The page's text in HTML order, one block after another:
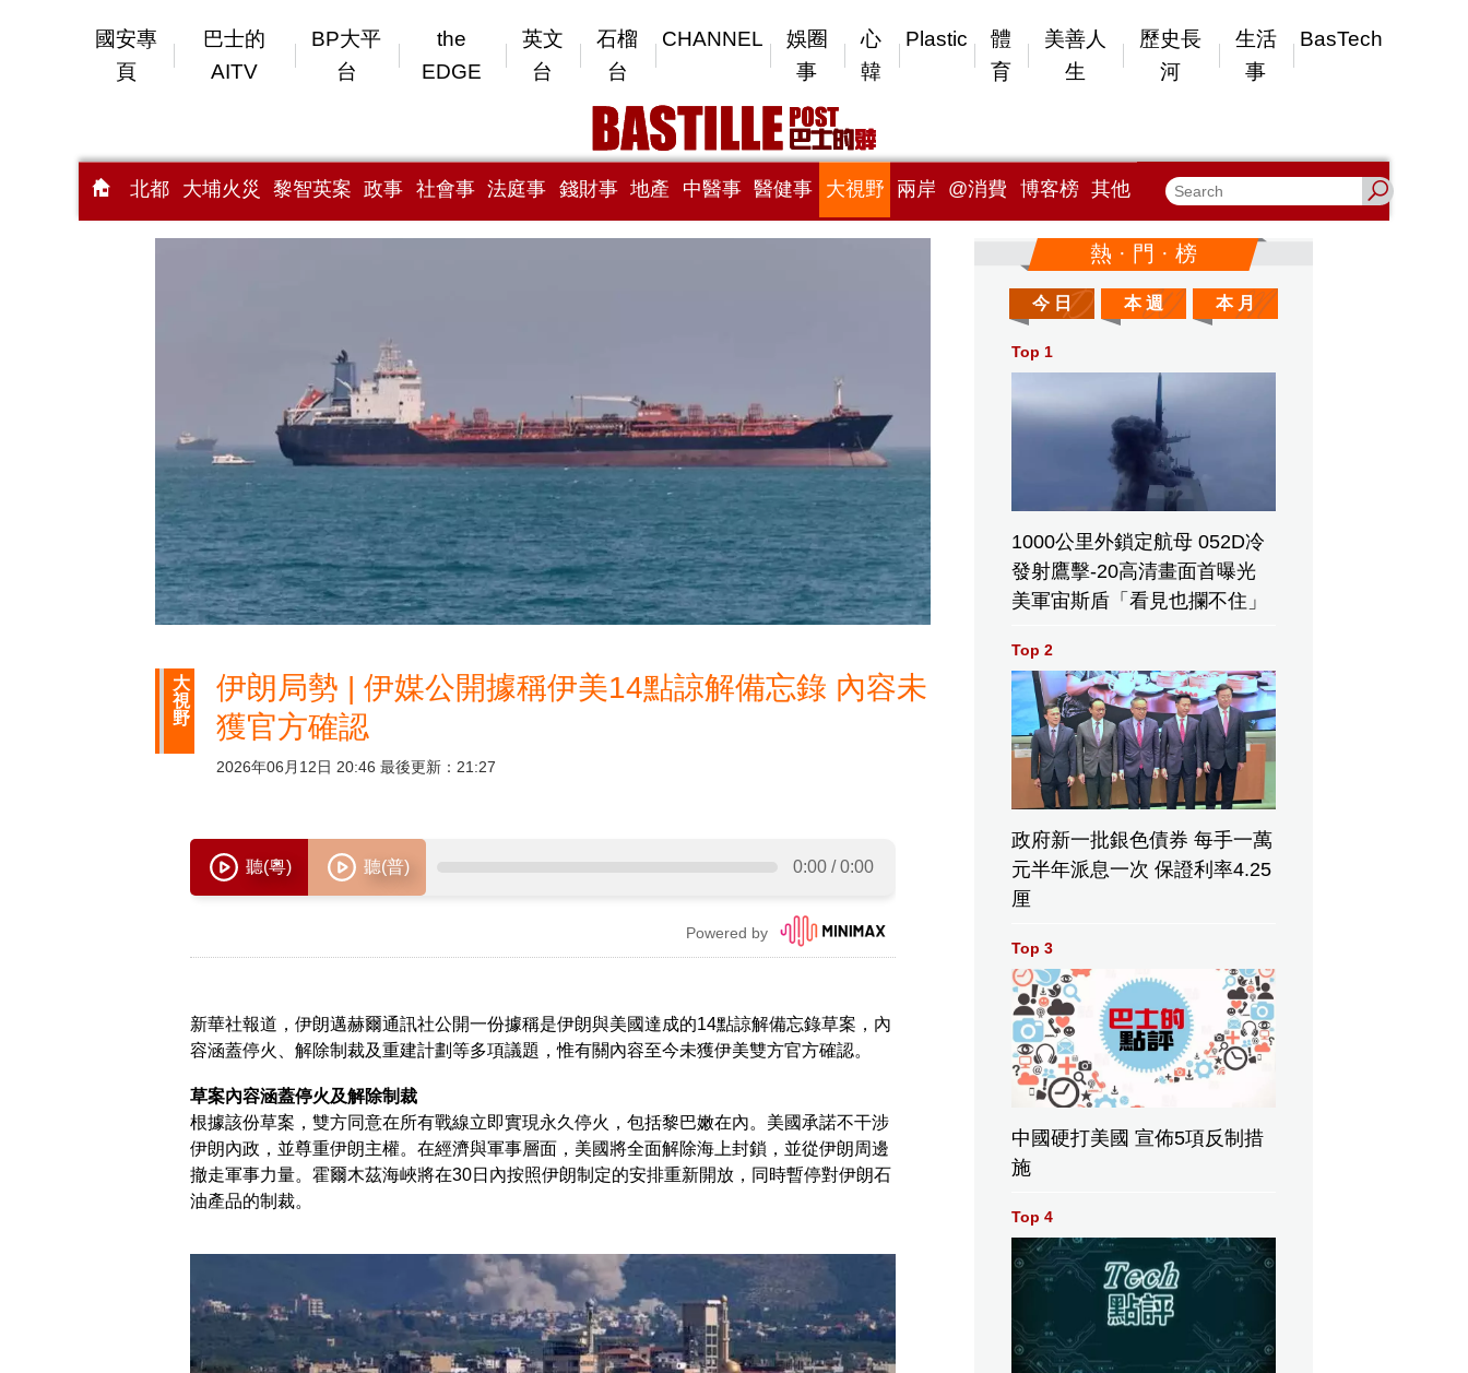
國安專
頁
巴士的
AITV
BP大平
台
the
EDGE
英文
台
石榴
台
CHANNEL
娛圈
事
心
韓
Plastic
體
育
美善人
生
歷史長
河
生活
事
BasTech
北都 大埔火災 黎智英案 政事 社會事 法庭事 錢財事 地產 中醫事 醫健事 大視野 兩岸 @消費 博客榜 其他
大
視
野
伊朗局勢 | 伊媒公開據稱伊美14點諒解備忘錄 內容未
獲官方確認
2026年06月12日 20:46 最後更新：21:27
新華社報道，伊朗邁赫爾通訊社公開一份據稱是伊朗與美國達成的14點諒解備忘錄草案，內
容涵蓋停火、解除制裁及重建計劃等多項議題，惟有關內容至今未獲伊美雙方官方確認。
草案內容涵蓋停火及解除制裁
根據該份草案，雙方同意在所有戰線立即實現永久停火，包括黎巴嫩在內。美國承諾不干涉
伊朗內政，並尊重伊朗主權。在經濟與軍事層面，美國將全面解除海上封鎖，並從伊朗周邊
撤走軍事力量。霍爾木茲海峽將在30日內按照伊朗制定的安排重新開放，同時暫停對伊朗石
油產品的制裁。
熱 · 門 · 榜
今 日 本 週 本 月
Top 1
1000公里外鎖定航母 052D冷
發射鷹擊-20高清畫面首曝光
美軍宙斯盾「看見也攔不住」
Top 2
政府新一批銀色債券 每手一萬
元半年派息一次 保證利率4.25
厘
Top 3
中國硬打美國 宣佈5項反制措
施
Top 4